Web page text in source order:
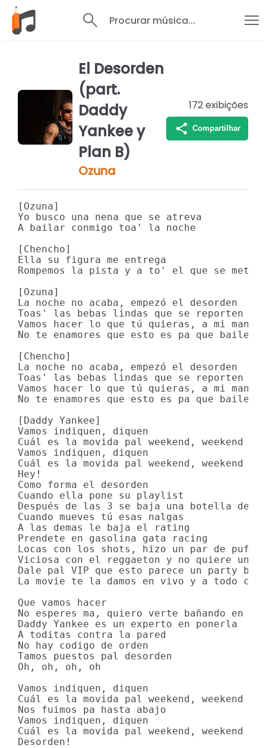
Procurar música...
El Desorden
(part.
Daddy
Yankee y
Plan B)
Ozuna
172exibições
Compartilhar
[Ozuna]
Yo busco una nena que se atreva
A bailar conmigo toa' la noche
[Chencho]
Ella su figura me entrega
Rompemos la pista y a to' el que se meta
[Ozuna]
La noche no acaba, empezó el desorden
Toas' las bebas lindas que se reporten
Vamos hacer lo que tú quieras, a mi
No te enamores que esto es pa que baile
[Chencho]
La noche no acaba, empezó el desorden
Toas' las bebas lindas que se reporten
Vamos hacer lo que tú quieras, a mi
No te enamores que esto es pa que baile
[Daddy Yankee]
Vamos indiquen, diquen
Cuál es la movida pal weekend, weekend
Vamos indiquen, diquen
Cuál es la movida pal weekend, weekend
Hey!
Como forma el desorden
Cuando ella pone su playlist
Después de las 3 se baja una botella de
Cuando mueves tú esas nalgas
A las demas le baja el rating
Prendete en gasolina gata racing
Locas con los shots, hizo un par de puff
Viciosa con el reggaeton y no quiere un
Dale pal VIP que esto parece un party bus
La movie te la damos en vivo y a todo
Que vamos hacer
No esperes ma, quiero verte bañando en
Daddy Yankee es un experto en ponerla
A toditas contra la pared
No hay codigo de orden
Tamos puestos pal desorden
Oh, oh, oh, oh
Vamos indiquen, diquen
Cuál es la movida pal weekend, weekend
Nos fuimos pa hasta abajo
Vamos indiquen, diquen
Cuál es la movida pal weekend, weekend
Desorden!